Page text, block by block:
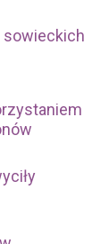
sowieckich